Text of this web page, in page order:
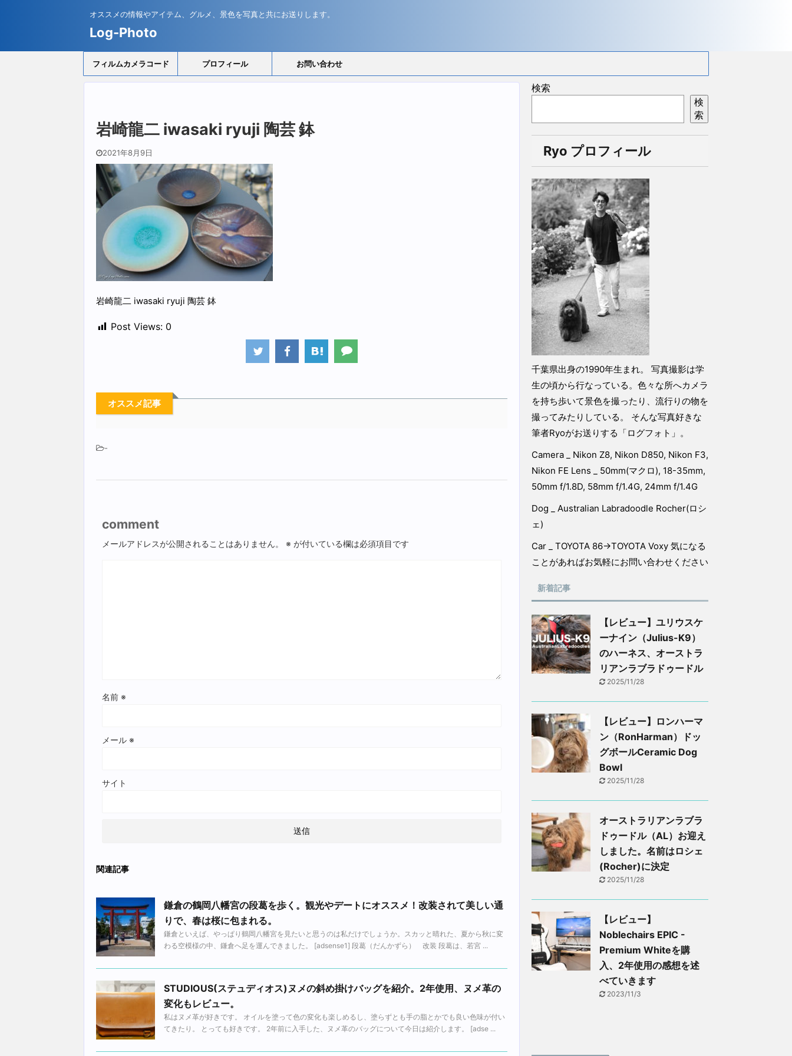
オススメの情報やアイテム、グルメ、景色を写真と共にお送りします。
Log-Photo
フィルムカメラコード プロフィール お問い合わせ
岩崎龍二 iwasaki ryuji 陶芸 鉢
2021年8月9日
岩崎龍二 iwasaki ryuji 陶芸 鉢
Post Views: 0
オススメ記事
-
comment
メールアドレスが公開されることはありません。 ※ が付いている欄は必須項目です
名前 ※
メール ※
サイト
関連記事
鎌倉の鶴岡八幡宮の段葛を歩く。観光やデートにオススメ！改装されて美しい通
りで、春は桜に包まれる。
鎌倉といえば、やっぱり鶴岡八幡宮を見たいと思うのは私だけでしょうか。スカッと晴れた、夏から秋に変
わる空模様の中、鎌倉へ足を運んできました。 [adsense1] 段葛（だんかずら） 改装 段葛は、若宮 ...
STUDIOUS(ステュディオス)ヌメの斜め掛けバッグを紹介。2年使用、ヌメ革の
変化もレビュー。
私はヌメ革が好きです。 オイルを塗って色の変化も楽しめるし、塗らずとも手の脂とかでも良い色味が付い
てきたり。 とっても好きです。 2年前に入手した、ヌメ革のバッグについて今日は紹介します。 [adse ...
検索
検
索
Ryo プロフィール
千葉県出身の1990年生まれ。 写真撮影は学
生の頃から行なっている。色々な所へカメラ
を持ち歩いて景色を撮ったり、流行りの物を
撮ってみたりしている。 そんな写真好きな
筆者Ryoがお送りする「ログフォト」。
Camera _ Nikon Z8, Nikon D850, Nikon F3,
Nikon FE Lens _ 50mm(マクロ), 18-35mm,
50mm f/1.8D, 58mm f/1.4G, 24mm f/1.4G
Dog _ Australian Labradoodle Rocher(ロシ
ェ)
Car _ TOYOTA 86→TOYOTA Voxy 気になる
ことがあればお気軽にお問い合わせください
新着記事
【レビュー】ユリウスケ
ーナイン（Julius-K9）
のハーネス、オーストラ
リアンラブラドゥードル
2025/11/28
【レビュー】ロンハーマ
ン（RonHarman）ドッ
グボールCeramic Dog
Bowl
2025/11/28
オーストラリアンラブラ
ドゥードル（AL）お迎え
しました。名前はロシェ
(Rocher)に決定
2025/11/28
【レビュー】
Noblechairs EPIC -
Premium Whiteを購
入、2年使用の感想を述
べていきます
2023/11/3